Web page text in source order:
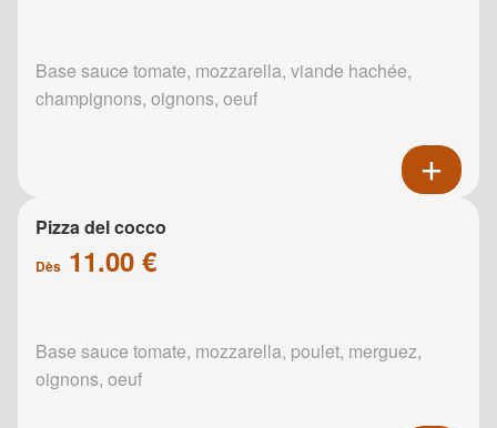
Base sauce tomate, mozzarella, viande hachée,
champignons, oignons, oeuf
Pizza del cocco
Dès 11.00 €
Base sauce tomate, mozzarella, poulet, merguez,
oignons, oeuf